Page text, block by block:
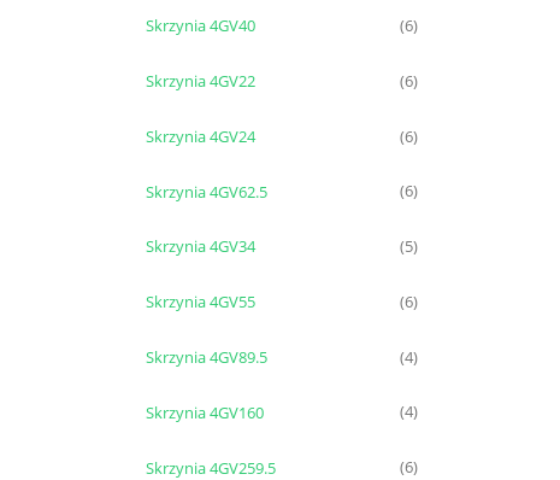
Skrzynia 4GV40 (6)
Skrzynia 4GV22 (6)
Skrzynia 4GV24 (6)
Skrzynia 4GV62.5 (6)
Skrzynia 4GV34 (5)
Skrzynia 4GV55 (6)
Skrzynia 4GV89.5 (4)
Skrzynia 4GV160 (4)
Skrzynia 4GV259.5 (6)